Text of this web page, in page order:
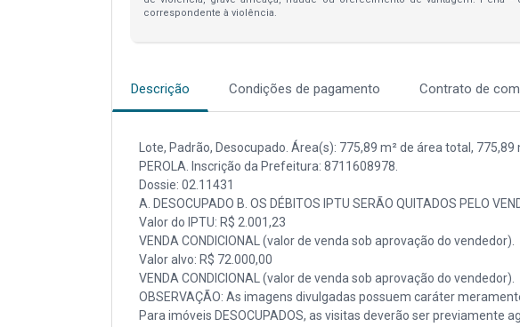
correspondente à violência.
Descrição Condições de pagamento Contrato de
Lote, Padrão, Desocupado. Área(s): 775,89 m² de área total,
PEROLA. Inscrição da Prefeitura: 8711608978.
Dossie: 02.11431
A. DESOCUPADO B. OS DÉBITOS IPTU SERÃO QUITADOS PELO
Valor do IPTU: R$ 2.001,23
VENDA CONDICIONAL (valor de venda sob aprovação do vendedor).
Valor alvo: R$ 72.000,00
VENDA CONDICIONAL (valor de venda sob aprovação do vendedor).
OBSERVAÇÃO: As imagens divulgadas possuem caráter
Para imóveis DESOCUPADOS, as visitas deverão ser previamente